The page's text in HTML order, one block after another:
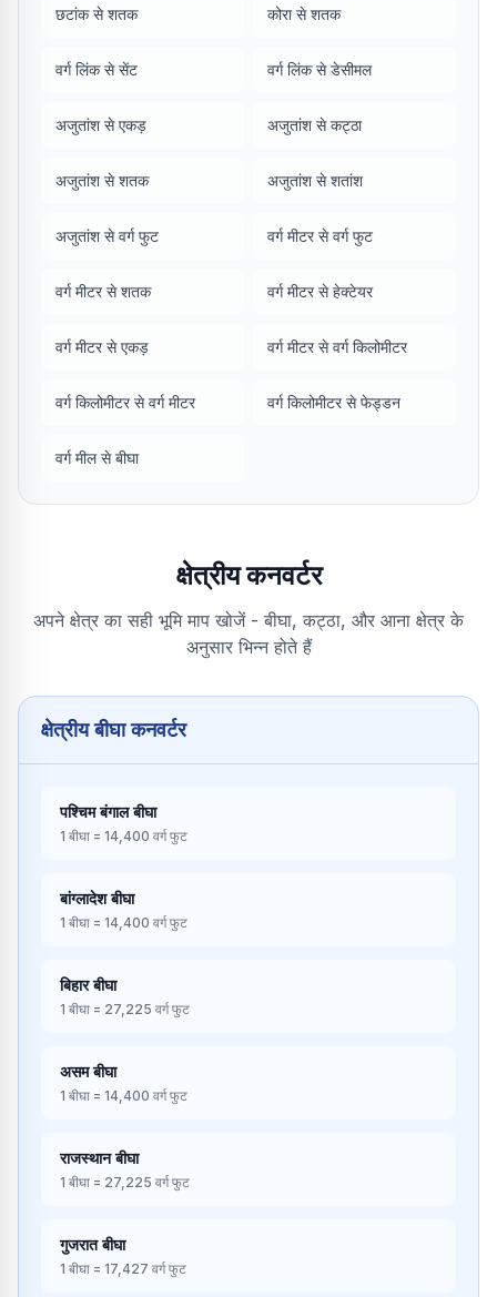
छटांक से शतक कोरा से शतक
वर्ग लिंक से सेंट वर्ग लिंक से डेसीमल
अजुतांश से एकड़ अजुतांश से कट्ठा
अजुतांश से शतक अजुतांश से शतांश
अजुतांश से वर्ग फुट वर्ग मीटर से वर्ग फुट
वर्ग मीटर से शतक वर्ग मीटर से हेक्टेयर
वर्ग मीटर से एकड़ वर्ग मीटर से वर्ग किलोमीटर
वर्ग किलोमीटर से वर्ग मीटर वर्ग किलोमीटर से फेड्डन
वर्ग मील से बीघा
क्षेत्रीय कनवर्टर
अपने क्षेत्र का सही भूमि माप खोजें - बीघा, कट्ठा, और आना क्षेत्र के
अनुसार भिन्न होते हैं
क्षेत्रीय बीघा कनवर्टर
पश्चिम बंगाल बीघा
1 बीघा = 14,400 वर्ग फुट
बांग्लादेश बीघा
1 बीघा = 14,400 वर्ग फुट
बिहार बीघा
1 बीघा = 27,225 वर्ग फुट
असम बीघा
1 बीघा = 14,400 वर्ग फुट
राजस्थान बीघा
1 बीघा = 27,225 वर्ग फुट
गुजरात बीघा
1 बीघा = 17,427 वर्ग फुट